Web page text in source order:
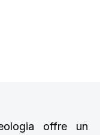
offre un